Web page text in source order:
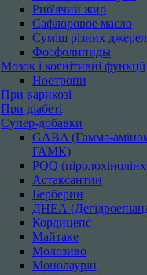
Риб'ячий жир
Сафлоровое масло
Суміш різних
Фосфолипиды
Мозок і когнітивні функції
Ноотропи
При варикозі
При діабеті
Супер-добавки
GABA (Гамма-
ГАМК)
PQQ
Астаксантин
Берберин
ДНЕА
Кордицепс
Майтаке
Молозиво
Монолаурін